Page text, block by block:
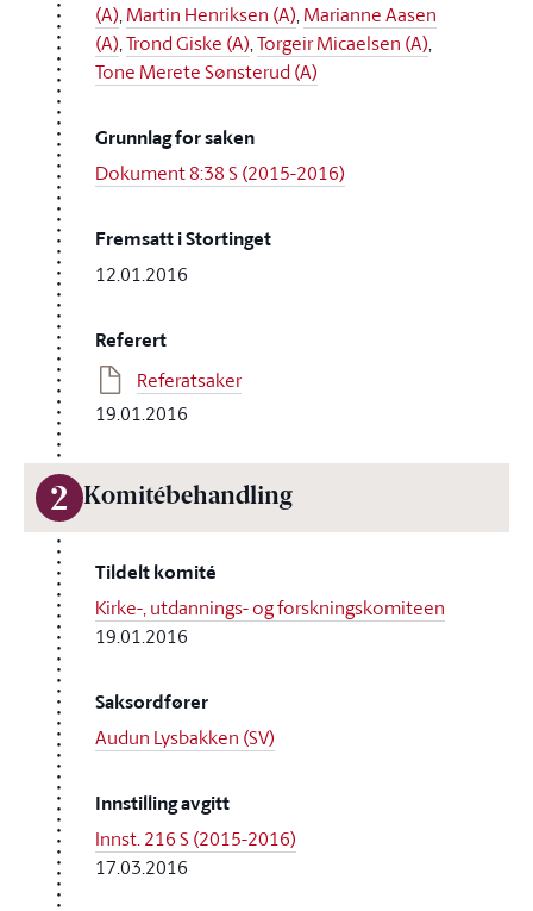
(A),Martin Henriksen (A),Marianne Aasen
(A),Trond Giske (A),Torgeir Micaelsen (A),
Tone Merete Sønsterud (A)
Grunnlag for saken
Dokument 8:38 S (2015-2016)
Fremsatt i Stortinget
12.01.2016
Referert
Referatsaker
19.01.2016
2 Komitébehandling
Tildelt komité
Kirke-, utdannings- og forskningskomiteen
19.01.2016
Saksordfører
Audun Lysbakken (SV)
Innstilling avgitt
Innst. 216 S (2015-2016)
17.03.2016